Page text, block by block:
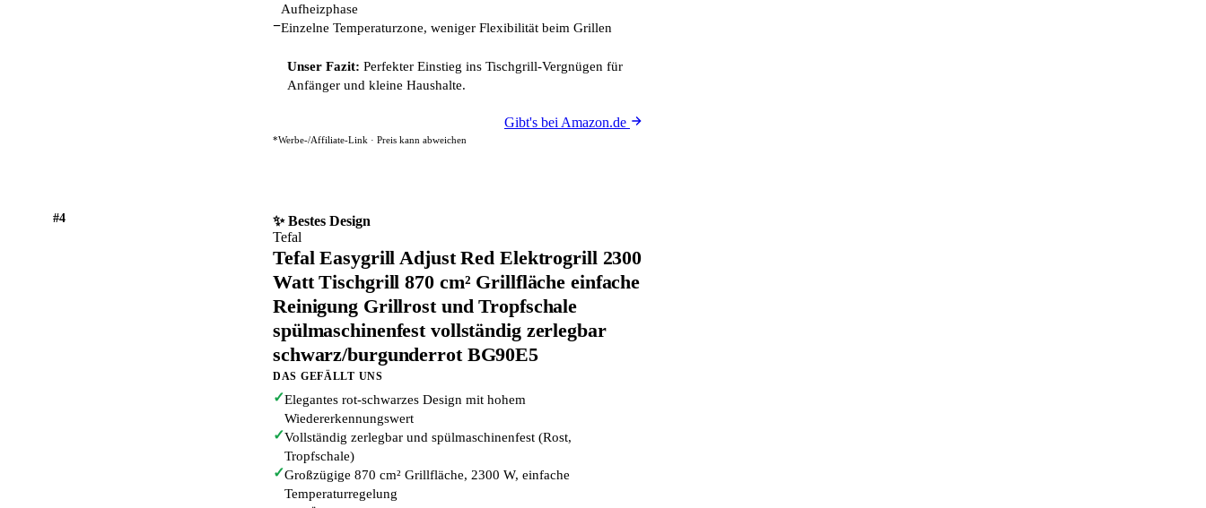
Aufheizphase
−Einzelne Temperaturzone, weniger Flexibilität beim Grillen
Unser Fazit: Perfekter Einstieg ins Tischgrill-Vergnügen für
Anfänger und kleine Haushalte.
Gibt's bei Amazon.de
*Werbe-/Affiliate-Link · Preis kann abweichen
#4
✨ Bestes Design
Tefal
Tefal Easygrill Adjust Red Elektrogrill 2300
Watt Tischgrill 870 cm² Grillfläche einfache
Reinigung Grillrost und Tropfschale
spülmaschinenfest vollständig zerlegbar
schwarz/burgunderrot BG90E5
DAS GEFÄLLT UNS
✓Elegantes rot-schwarzes Design mit hohem
Wiedererkennungswert
✓Vollständig zerlegbar und spülmaschinenfest (Rost,
Tropfschale)
✓Großzügige 870 cm² Grillfläche, 2300 W, einfache
Temperaturregelung